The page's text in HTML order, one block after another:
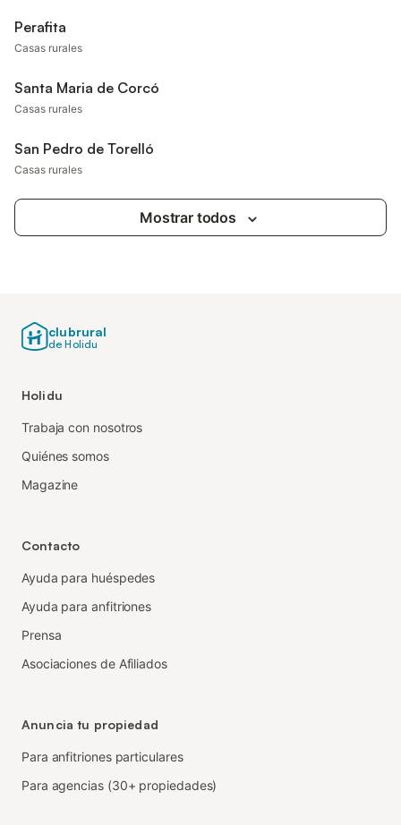
Perafita
Casas rurales
Santa Maria de Corcó
Casas rurales
San Pedro de Torelló
Casas rurales
Mostrar todos
clubrural
de Holidu
Holidu
Trabaja con nosotros
Quiénes somos
Magazine
Contacto
Ayuda para huéspedes
Ayuda para anfitriones
Prensa
Asociaciones de Afiliados
Anuncia tu propiedad
Para anfitriones particulares
Para agencias (30+ propiedades)